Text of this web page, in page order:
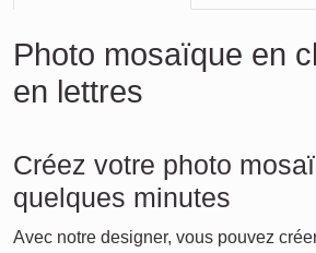
Photo mosaïque en
en lettres
Créez votre photo
quelques minutes
Avec notre designer, vous pouvez